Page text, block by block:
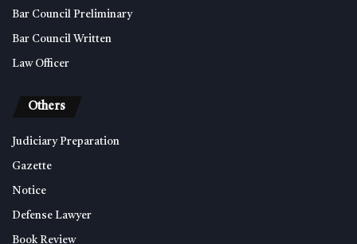
Bar Council Preliminary
Bar Council Written
Law Officer
Others
Judiciary Preparation
Gazette
Notice
Defense Lawyer
Book Review